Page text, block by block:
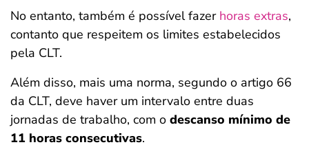
No entanto, também é possível fazer horas extras,
contanto que respeitem os limites estabelecidos
pela CLT.
Além disso, mais uma norma, segundo o artigo 66
da CLT, deve haver um intervalo entre duas
jornadas de trabalho, com o descanso mínimo de
11 horas consecutivas.